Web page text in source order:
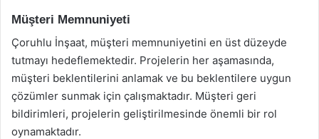
Müşteri Memnuniyeti
Çoruhlu İnşaat, müşteri memnuniyetini en üst düzeyde
tutmayı hedeflemektedir. Projelerin her aşamasında,
müşteri beklentilerini anlamak ve bu beklentilere uygun
çözümler sunmak için çalışmaktadır. Müşteri geri
bildirimleri, projelerin geliştirilmesinde önemli bir rol
oynamaktadır.